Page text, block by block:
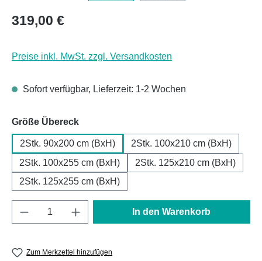
Regulärer Preis:
319,00 €
Preise inkl. MwSt. zzgl. Versandkosten
Sofort verfügbar, Lieferzeit: 1-2 Wochen
Größe Übereckauswählen
2Stk. 90x200 cm (BxH)
2Stk. 100x210 cm (BxH)
2Stk. 100x255 cm (BxH)
2Stk. 125x210 cm (BxH)
2Stk. 125x255 cm (BxH)
Produkt Anzahl: Gib den gewünschten
In den Warenkorb
Zum Merkzettel hinzufügen